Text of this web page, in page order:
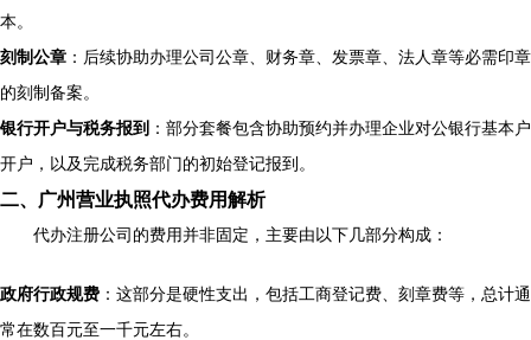
本。
刻制公章 ：后续协助办理公司公章、财务章、发票章、法人章等必需印章
的刻制备案。
银行开户与税务报到 ：部分套餐包含协助预约并办理企业对公银行基本户
开户，以及完成税务部门的初始登记报到。
二、广州营业执照代办费用解析
代办注册公司的费用并非固定，主要由以下几部分构成：
政府行政规费 ：这部分是硬性支出，包括工商登记费、刻章费等，总计通
常在数百元至一千元左右。